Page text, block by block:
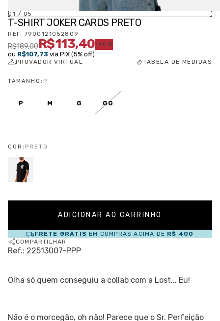
01 / 05
T-SHIRT JOKER CARDS PRETO
REF. 7900121052809
R$189,00R$113,40-40 %
ou R$107,73 via PIX (5% off)
PROVADOR VIRTUAL TABELA DE MEDIDAS
TAMANHO: P
P M G GG
COR: PRETO
FRETE GRÁTIS EM COMPRAS ACIMA DE R$ 400
COMPARTILHAR
Ref.: 22513007-PPP
Olha só quem conseguiu a collab com a Lost... Eu!
Não é o morcegão, oh não! Parece que o Sr. Perfeição